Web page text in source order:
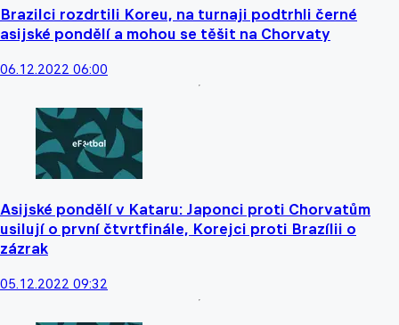
Brazilci rozdrtili Koreu, na turnaji podtrhli černé
asijské pondělí a mohou se těšit na Chorvaty
06.12.2022 06:00
Asijské pondělí v Kataru: Japonci proti Chorvatům
usilují o první čtvrtfinále, Korejci proti Brazílii o
zázrak
05.12.2022 09:32